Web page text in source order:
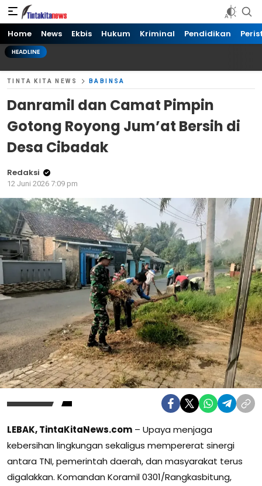
Tinta kita News
Informasi Terkini
Home News Ekbis Hukum Kriminal Pendidikan
HEADLINE
TINTA KITA NEWS BABINSA
Danramil dan Camat Pimpin
Gotong Royong Jum’at Bersih di
Desa Cibadak
Redaksi
12 Juni 2026 7:09 pm
LEBAK, TintaKitaNews.com – Upaya menjaga
kebersihan lingkungan sekaligus mempererat sinergi
antara TNI, pemerintah daerah, dan masyarakat terus
digalakkan. Komandan Koramil 0301/Rangkasbitung,